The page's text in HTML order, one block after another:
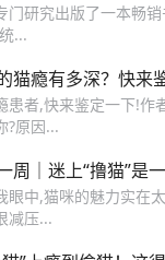
门研究出版了一本畅
...
猫瘾有多深？快来
患者,快来鉴定一下!
?原因...
周｜迷上“撸猫”是
眼中,猫咪的魅力实在
减压...